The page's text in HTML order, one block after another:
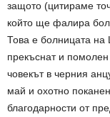
защото (цитираме
който ще фалира
Това е болницата
прекъснат и помолен
човекът в черния
май и охотно
благодарности от